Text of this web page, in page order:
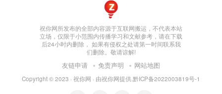
祝你网所发布的全部内容源于互联网搬运，不代表本站
立场，仅限于小范围内传播学习和文献参考，请在下载
后24小时内删除， 如果有侵权之处请第一时间联系我
们删除。敬请谅解!
友链申请 免责声明 网站地图
Copyright © 2023 · 祝你网 · 由祝你网提供.黔ICP备2022003819号-1